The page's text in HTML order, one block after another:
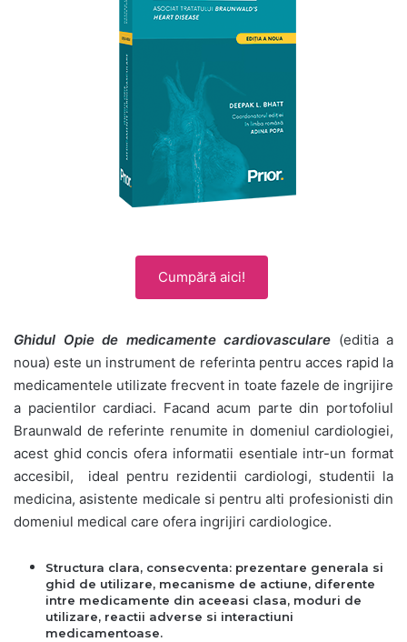
Cumpără aici!
Ghidul Opie de medicamente cardiovasculare (editia a
noua) este un instrument de referinta pentru acces rapid la
medicamentele utilizate frecvent in toate fazele de ingrijire
a pacientilor cardiaci. Facand acum parte din portofoliul
Braunwald de referinte renumite in domeniul cardiologiei,
acest ghid concis ofera informatii esentiale intr-un format
accesibil, ideal pentru rezidentii cardiologi, studentii la
medicina, asistente medi­cale si pentru alti profesionisti din
domeniul medical care ofera ingrijiri cardiologice.
Structura clara, consecventa: prezentare generala si
ghid de utilizare, mecanisme de actiune, diferente
intre medicamente din aceeasi clasa, moduri de
utilizare, reactii adverse si interactiuni
medicamentoase.